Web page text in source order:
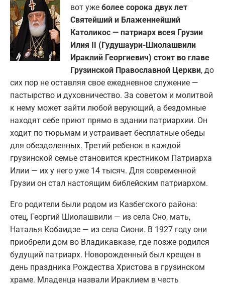
вот уже более сорока двух лет
Святейший и Блаженнейший
Католикос — патриарх всея Грузии
Илия II (Гудушаури-Шиолашвили
Ираклий Георгиевич) стоит во главе
Грузинской Православной Церкви, до
сих пор не оставляя свое ежедневное служение —
пастырство и духовничество. За советом и молитвой
к нему может зайти любой верующий, а бездомные
находят себе приют прямо в здании патриархии. Он
ходит по тюрьмам и устраивает бесплатные обеды
для обездоленных. Третий ребенок в каждой
грузинской семье становится крестником Патриарха
Илии — их у него уже 14 тысяч. Для современной
Грузии он стал настоящим библейским патриархом.
Его родители были родом из Казбегского района:
отец, Георгий Шиолашвили — из села Сно, мать,
Наталья Кобаидзе — из села Сиони. В 1927 году они
приобрели дом во Владикавказе, где позже родился
будущий патриарх. Новорожденный был крещен в
день праздника Рождества Христова в грузинском
храме. Младенца назвали Ираклием в честь